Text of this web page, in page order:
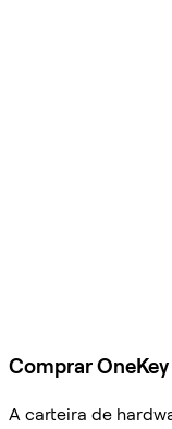
Comprar OneKey
A carteira de